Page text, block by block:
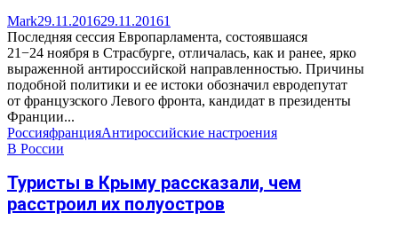
Mark29.11.201629.11.20161
Последняя сессия Европарламента, состоявшаяся
21−24 ноября в Страсбурге, отличалась, как и ранее, ярко
выраженной антироссийской направленностью. Причины
подобной политики и ее истоки обозначил евродепутат
от французского Левого фронта, кандидат в президенты
Франции...
РоссияфранцияАнтироссийские настроения
В России
Туристы в Крыму рассказали, чем
расстроил их полуостров